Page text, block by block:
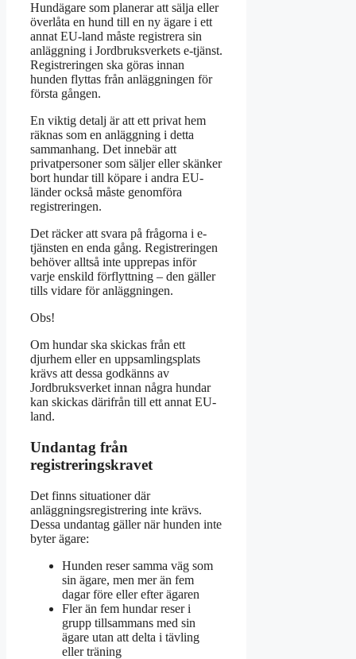
Hundägare som planerar att sälja eller
överlåta en hund till en ny ägare i ett
annat EU-land måste registrera sin
anläggning i Jordbruksverkets e-tjänst.
Registreringen ska göras innan
hunden flyttas från anläggningen för
första gången.
En viktig detalj är att ett privat hem
räknas som en anläggning i detta
sammanhang. Det innebär att
privatpersoner som säljer eller skänker
bort hundar till köpare i andra EU-
länder också måste genomföra
registreringen.
Det räcker att svara på frågorna i e-
tjänsten en enda gång. Registreringen
behöver alltså inte upprepas inför
varje enskild förflyttning – den gäller
tills vidare för anläggningen.
Obs!
Om hundar ska skickas från ett
djurhem eller en uppsamlingsplats
krävs att dessa godkänns av
Jordbruksverket innan några hundar
kan skickas därifrån till ett annat EU-
land.
Undantag från
registreringskravet
Det finns situationer där
anläggningsregistrering inte krävs.
Dessa undantag gäller när hunden inte
byter ägare:
Hunden reser samma väg som
sin ägare, men mer än fem
dagar före eller efter ägaren
Fler än fem hundar reser i
grupp tillsammans med sin
ägare utan att delta i tävling
eller träning